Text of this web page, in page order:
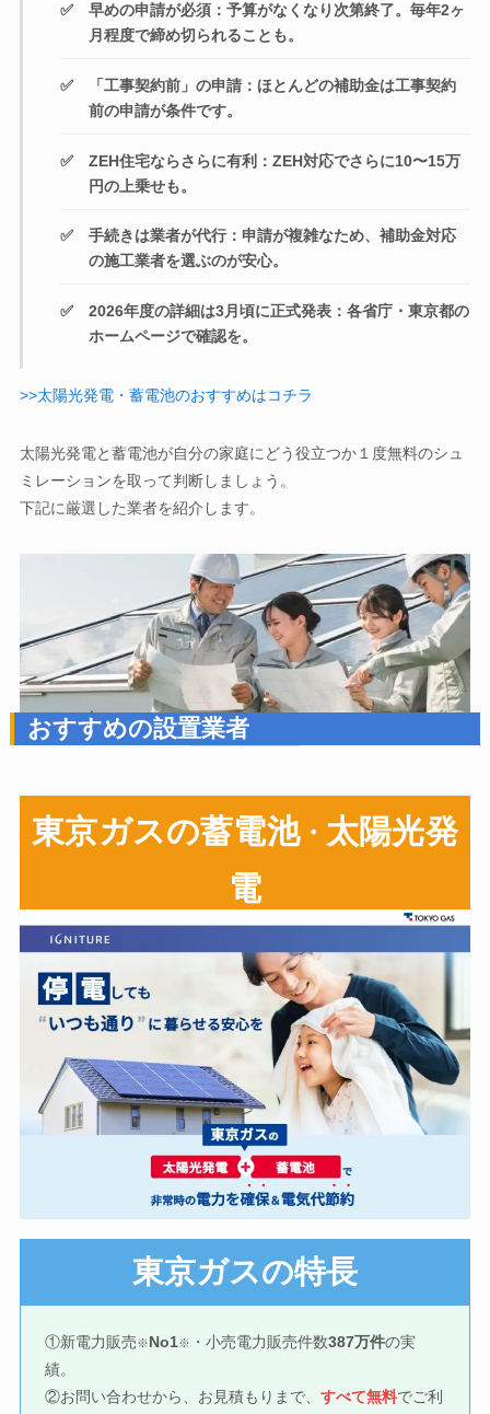
早めの申請が必須：予算がなくなり次第終了。毎年2ヶ
月程度で締め切られることも。
「工事契約前」の申請：ほとんどの補助金は工事契約
前の申請が条件です。
ZEH住宅ならさらに有利：ZEH対応でさらに10〜15万
円の上乗せも。
手続きは業者が代行：申請が複雑なため、補助金対応
の施工業者を選ぶのが安心。
2026年度の詳細は3月頃に正式発表：各省庁・東京都の
ホームページで確認を。
>>太陽光発電・蓄電池のおすすめはコチラ
太陽光発電と蓄電池が自分の家庭にどう役立つか１度無料のシュ
ミレーションを取って判断しましょう。
下記に厳選した業者を紹介します。
おすすめの設置業者
東京ガスの蓄電池・ 太陽光発
電
東京ガスの特長
①新電力販売※No1※ ・小売電力販売件数387万件の実
績。
②お問い合わせから、お見積もりまで、すべて無料でご利